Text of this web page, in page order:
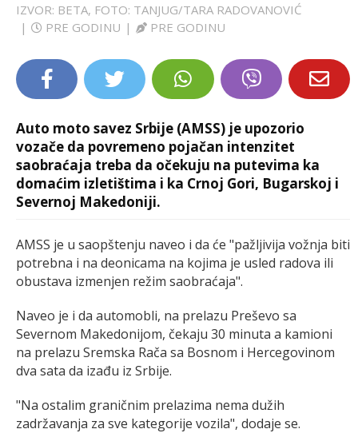
IZVOR: BETA, FOTO: TANJUG/TARA RADOVANOVIĆ
|
PRE GODINU | PRE GODINU
Auto moto savez Srbije (AMSS) je upozorio
vozače da povremeno pojačan intenzitet
saobraćaja treba da očekuju na putevima ka
domaćim izletištima i ka Crnoj Gori, Bugarskoj i
Severnoj Makedoniji.
AMSS je u saopštenju naveo i da će "pažljivija vožnja biti
potrebna i na deonicama na kojima je usled radova ili
obustava izmenjen režim saobraćaja".
Naveo je i da automobli, na prelazu Preševo sa
Severnom Makedonijom, čekaju 30 minuta a kamioni
na prelazu Sremska Rača sa Bosnom i Hercegovinom
dva sata da izađu iz Srbije.
"Na ostalim graničnim prelazima nema dužih
zadržavanja za sve kategorije vozila", dodaje se.